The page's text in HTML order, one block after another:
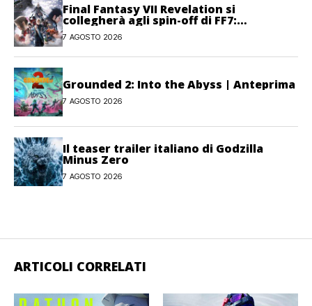
Final Fantasy VII Revelation si
collegherà agli spin-off di FF7:
Hamaguchi non si pone limiti
7 AGOSTO 2026
Grounded 2: Into the Abyss | Anteprima
7 AGOSTO 2026
Il teaser trailer italiano di Godzilla
Minus Zero
7 AGOSTO 2026
ARTICOLI CORRELATI